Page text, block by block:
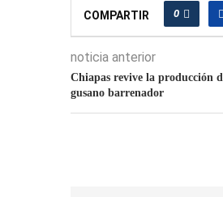
COMPARTIR 0
noticia anterior
Chiapas revive la producción
gusano barrenador